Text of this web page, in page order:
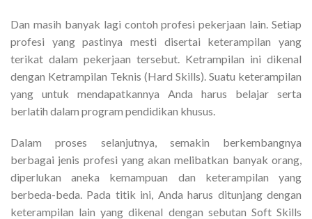
Dan masih banyak lagi contoh profesi pekerjaan lain. Setiap
profesi yang pastinya mesti disertai keterampilan yang
terikat dalam pekerjaan tersebut. Ketrampilan ini dikenal
dengan Ketrampilan Teknis (Hard Skills). Suatu keterampilan
yang untuk mendapatkannya Anda harus belajar serta
berlatih dalam program pendidikan khusus.
Dalam proses selanjutnya, semakin berkembangnya
berbagai jenis profesi yang akan melibatkan banyak orang,
diperlukan aneka kemampuan dan keterampilan yang
berbeda-beda. Pada titik ini, Anda harus ditunjang dengan
keterampilan lain yang dikenal dengan sebutan Soft Skills